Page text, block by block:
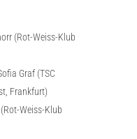
(Rot-Weiss-Klub
Graf (TSC
Frankfurt)
Weiss-Klub